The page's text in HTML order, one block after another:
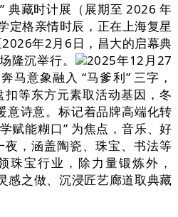
藏时计展（展期至 2026 年
定格亲情时辰，正在上海复星
年2月6日，昌大的启幕典
隆沉举行。
2025年12月27
马意象融入 “马爹利” 三字，
等东方元素取活动基因，冬
意诗意。标记着品牌高端化转
赋能糊口” 为焦点，音乐、好
，涵盖陶瓷、珠宝、书法等
珠宝行业，除力量锻炼外，
之做、沉浸匠艺廊道取典藏